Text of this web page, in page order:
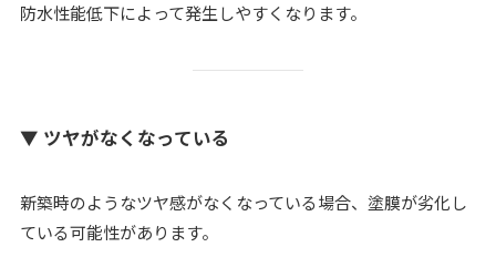
防水性能低下によって発生しやすくなります。
▼ ツヤがなくなっている
新築時のようなツヤ感がなくなっている場合、塗膜が劣化し
ている可能性があります。